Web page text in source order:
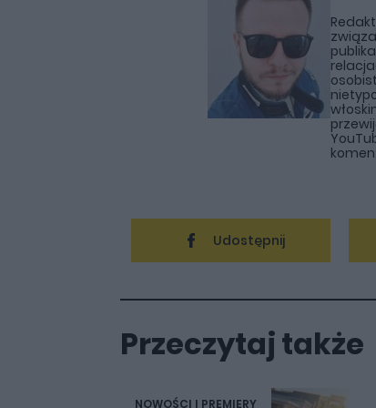
Udostępnij
Przeczytaj także
NOWOŚCI I PREMIERY